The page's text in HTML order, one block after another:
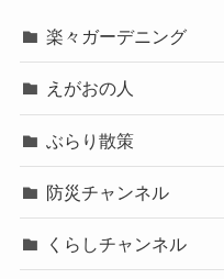
楽々ガーデニング
えがおの人
ぶらり散策
防災チャンネル
くらしチャンネル